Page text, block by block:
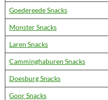
Goedereede Snacks
Monster Snacks
Laren Snacks
Camminghaburen Snacks
Doesburg Snacks
Goor Snacks